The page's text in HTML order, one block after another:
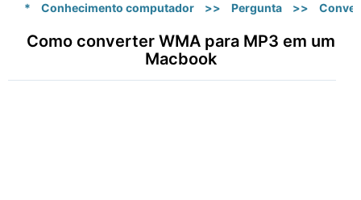
* Conhecimento computador >> Pergunta >>
Como converter WMA para MP3 em um
Macbook